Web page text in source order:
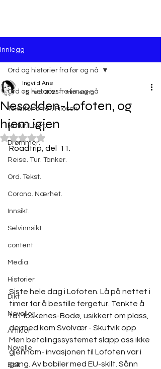
Innlegg
Ord og historier fra før og nå
Tekstforfatter. Filosofi.
Natur. Livet.
Drømmer.
Reise. Tur. Tanker.
Ord. Tekst.
Corona. Nærhet.
Innsikt.
Selvinnsikt
content
Media
Historier
Dikt
Noveller
Artikler
Novelle
Bok
Ord og historier fra før og nå
Nesodden-Lofoten, og
hjem igjen
Ingvild Ane
15. feb. 2025 1 min lesing
Gitt NaN av 5 stjerner.
Roadtrip, del  11.
Siste hele dag i Lofoten. Lå på nettet i
timer for å bestille fergetur. Tenkte å
ta Moskenes-Bodø, usikkert om plass,
dermed kom Svolvær - Skutvik opp.
Men betalingssystemet slapp oss ikke
gjennom- invasjonen til Lofoten var i
gang. Av bobiler med EU-skilt. Sånn